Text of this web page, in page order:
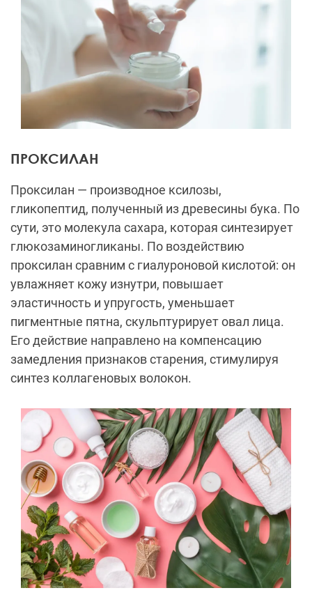
ПРОКСИЛАН
Проксилан — производное ксилозы,
гликопептид, полученный из древесины бука. По
сути, это молекула сахара, которая синтезирует
глюкозаминогликаны. По воздействию
проксилан сравним с гиалуроновой кислотой: он
увлажняет кожу изнутри, повышает
эластичность и упругость, уменьшает
пигментные пятна, скульптурирует овал лица.
Его действие направлено на компенсацию
замедления признаков старения, стимулируя
синтез коллагеновых волокон.